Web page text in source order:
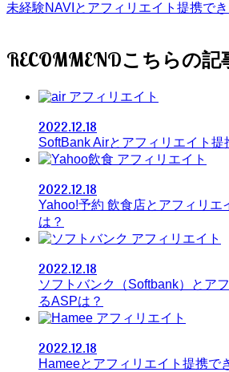
未経験NAVIとアフィリエイト提携で
RECOMMEND
アフィリエイト
2022.12.18
SoftBank Airとアフィリエイト提
アフィリエイト
2022.12.18
Yahoo!予約 飲食店とアフィリエ
は？
アフィリエイト
2022.12.18
ソフトバンク（Softbank）とア
るASPは？
アフィリエイト
2022.12.18
Hameeとアフィリエイト提携で